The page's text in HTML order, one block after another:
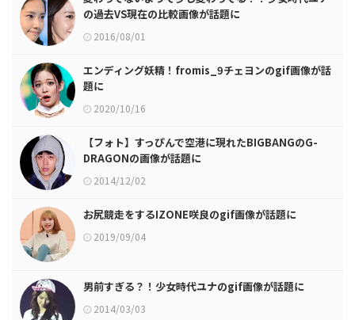
の過去VS現在の比較画像が話題に
2016/08/01
エンディング妖精！fromis_9チェヨンのgif画像が話
題に
2020/10/16
【フォト】すっぴんで空港に現れたBIGBANGのG-
DRAGONの画像が話題に
2014/12/02
お尻競走をするIZONE咲良のgif画像が話題に
2019/09/04
男前すぎる？！少女時代ユナのgif画像が話題に
2014/03/03